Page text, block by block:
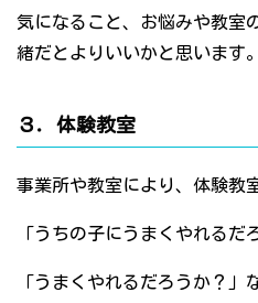
気になること、お悩みや教室
緒だとよりいいかと思います。
３．体験教室
事業所や教室により、体験教
「うちの子にうまくやれるだ
「うまくやれるだろうか？」